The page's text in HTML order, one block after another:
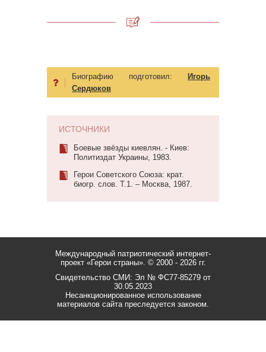
Биографию подготовил:
Игорь
Сердюков
ИСТОЧНИКИ
Боевые звёзды киевлян. - Киев:
Политиздат Украины, 1983.
Герои Советского Союза: крат.
биогр. слов. Т.1. – Москва, 1987.
Международный патриотический интернет-
проект «Герои страны». © 2000 - 2026 гг.
Свидетельство СМИ: Эл № ФС77-85279 от
30.05.2023
Несанкционированное использование
материалов сайта преследуется законом.